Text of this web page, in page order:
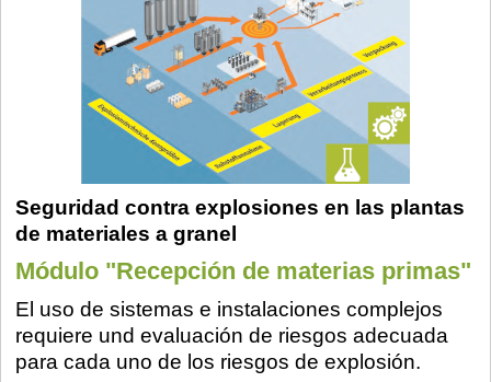
Seguridad contra explosiones en las plantas
de materiales a granel
Módulo "Recepción de materias primas"
El uso de sistemas e instalaciones complejos
requiere und evaluación de riesgos adecuada
para cada uno de los riesgos de explosión.